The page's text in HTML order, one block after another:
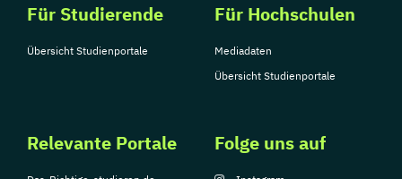
Für Studierende
Übersicht Studienportale
Für Hochschulen
Mediadaten
Übersicht Studienportale
Relevante Portale Folge uns auf